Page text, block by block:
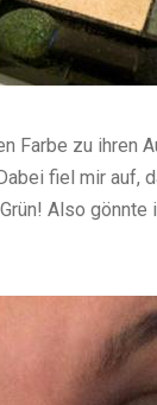
Farbe zu ihren
fiel mir auf,
Also